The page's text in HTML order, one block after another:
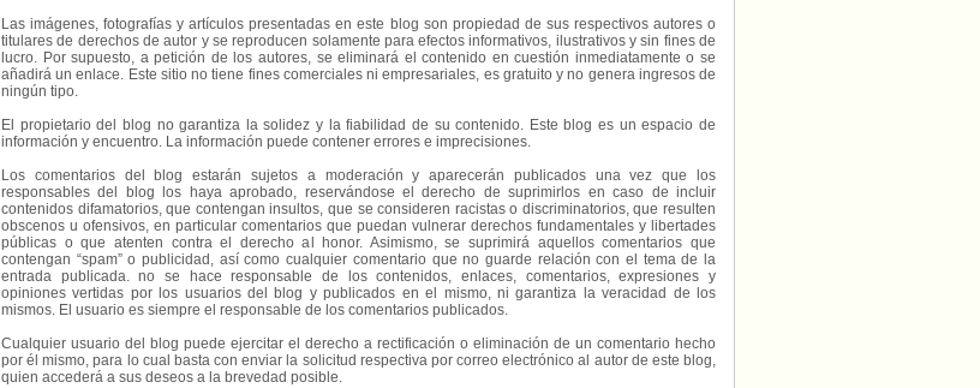
Las imágenes, fotografías y artículos presentadas en este blog son propiedad de sus respectivos autores o
titulares de derechos de autor y se reproducen solamente para efectos informativos, ilustrativos y sin fines de
lucro. Por supuesto, a petición de los autores, se eliminará el contenido en cuestión inmediatamente o se
añadirá un enlace. Este sitio no tiene fines comerciales ni empresariales, es gratuito y no genera ingresos de
ningún tipo.
El propietario del blog no garantiza la solidez y la fiabilidad de su contenido. Este blog es un espacio de
información y encuentro. La información puede contener errores e imprecisiones.
Los comentarios del blog estarán sujetos a moderación y aparecerán publicados una vez que los
responsables del blog los haya aprobado, reservándose el derecho de suprimirlos en caso de incluir
contenidos difamatorios, que contengan insultos, que se consideren racistas o discriminatorios, que resulten
obscenos u ofensivos, en particular comentarios que puedan vulnerar derechos fundamentales y libertades
públicas o que atenten contra el derecho al honor. Asimismo, se suprimirá aquellos comentarios que
contengan “spam” o publicidad, así como cualquier comentario que no guarde relación con el tema de la
entrada publicada. no se hace responsable de los contenidos, enlaces, comentarios, expresiones y
opiniones vertidas por los usuarios del blog y publicados en el mismo, ni garantiza la veracidad de los
mismos. El usuario es siempre el responsable de los comentarios publicados.
Cualquier usuario del blog puede ejercitar el derecho a rectificación o eliminación de un comentario hecho
por él mismo, para lo cual basta con enviar la solicitud respectiva por correo electrónico al autor de este blog,
quien accederá a sus deseos a la brevedad posible.